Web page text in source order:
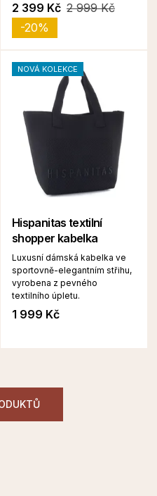
2 399 Kč 2 999 Kč
-20%
NOVÁ KOLEKCE
Hispanitas textilní
shopper kabelka
Luxusní dámská kabelka ve
sportovně-elegantním střihu,
vyrobena z pevného
textilního úpletu.
1 999 Kč